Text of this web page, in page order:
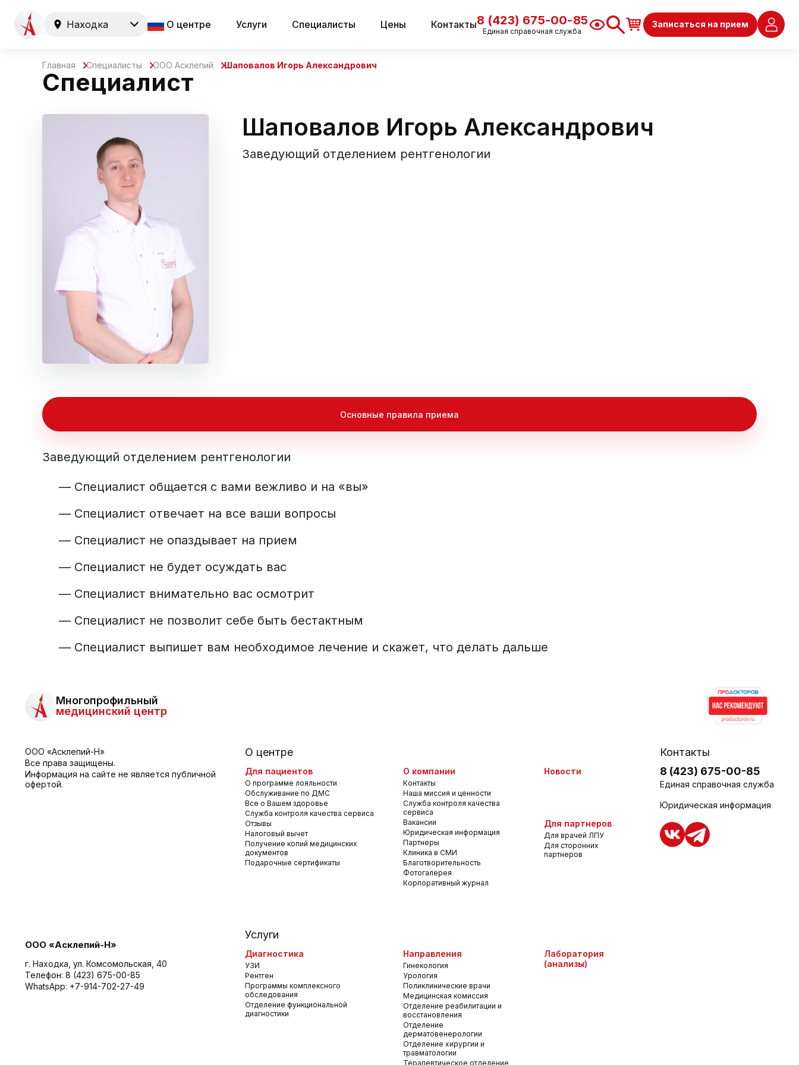
Находка О центре Услуги Специалисты Цены Контакты8 (423) 675-00-85
Единая справочная служба
Записаться на прием
Главная Специалисты ООО Асклепий Шаповалов Игорь Александрович
Специалист
Шаповалов Игорь Александрович
Заведующий отделением рентгенологии
Основные правила приема
Заведующий отделением рентгенологии
— Специалист общается с вами вежливо и на «вы»
— Специалист отвечает на все ваши вопросы
— Специалист не опаздывает на прием
— Специалист не будет осуждать вас
— Специалист внимательно вас осмотрит
— Специалист не позволит себе быть бестактным
— Специалист выпишет вам необходимое лечение и скажет, что делать дальше
Многопрофильный
медицинский центр
ООО «Асклепий-Н»
Все права защищены.
Информация на сайте не является публичной
офертой.
ООО «Асклепий-Н»
г. Находка, ул. Комсомольская, 40
Телефон: 8 (423) 675-00-85
WhatsApp: +7-914-702-27-49
О центре
Для пациентов
О программе лояльности
Обслуживание по ДМС
Все о Вашем здоровье
Служба контроля качества сервиса
Отзывы
Налоговый вычет
Получение копий медицинских
документов
Подарочные сертификаты
О компании
Контакты
Наша миссия и ценности
Служба контроля качества
сервиса
Вакансии
Юридическая информация
Партнеры
Клиника в СМИ
Благотворительность
Фотогалерея
Корпоративный журнал
Новости
Для партнеров
Для врачей ЛПУ
Для сторонних
партнеров
Услуги
Диагностика
УЗИ
Рентген
Программы комплексного
обследования
Отделение функциональной
диагностики
Направления
Гинекология
Урология
Поликлинические врачи
Медицинская комиссия
Отделение реабилитации и
восстановления
Отделение
дерматовенерологии
Отделение хирургии и
травматологии
Терапевтическое отделение
Лаборатория
(анализы)
Контакты
8 (423) 675-00-85
Единая справочная служба
Юридическая информация